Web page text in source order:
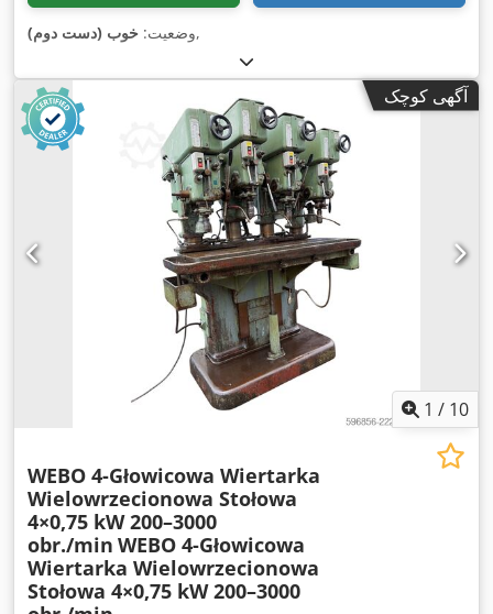
وضعیت: خوب (دست دوم) ,
آگهی کوچک
1 / 10
WEBO 4-Głowicowa Wiertarka
Wielowrzecionowa Stołowa
4×0,75 kW 200–3000
obr./min WEBO 4-Głowicowa
Wiertarka Wielowrzecionowa
Stołowa 4×0,75 kW 200–3000